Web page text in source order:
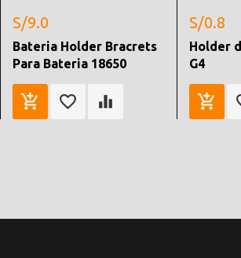
S/9.0
Bateria Holder Bracrets
Para Bateria 18650
S/0.8
Holder
G4